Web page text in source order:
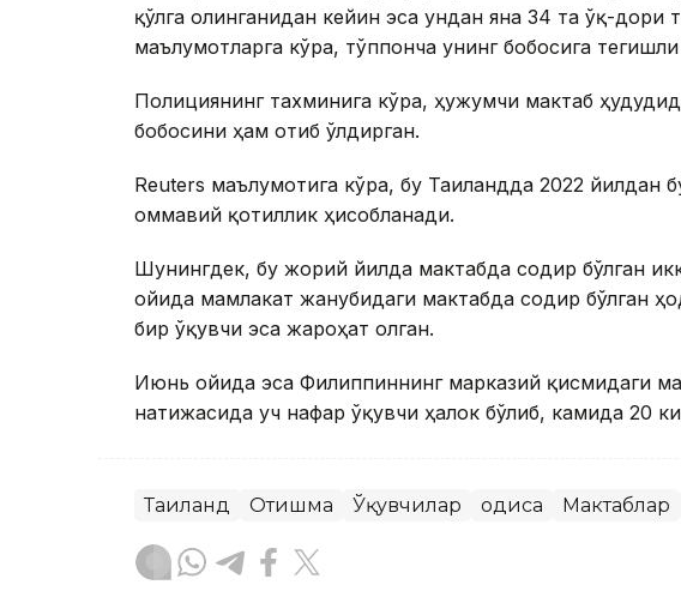
қўлга олинганидан кейин эса ундан яна 34 та ўқ-дори
маълумотларга кўра, тўппонча унинг бобосига тегишли
Полициянинг тахминига кўра, ҳужумчи мактаб
бобосини ҳам отиб ўлдирган.
Reuters маълумотига кўра, бу Таиландда 2022 йилдан
оммавий қотиллик ҳисобланади.
Шунингдек, бу жорий йилда мактабда содир бўлган
ойида мамлакат жанубидаги мактабда содир бўлган
бир ўқувчи эса жароҳат олган.
Июнь ойида эса Филиппиннинг марказий қисмидаги
натижасида уч нафар ўқувчи ҳалок бўлиб, камида 20
Таиланд Отишма Ўқувчилар Ҳодиса Мактаблар